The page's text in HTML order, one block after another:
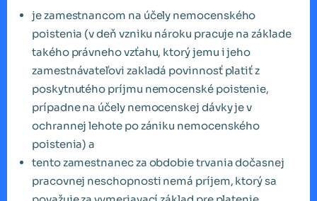
je zamestnancom na účely nemocenského
poistenia (v deň vzniku nároku pracuje na základe
takého právneho vzťahu, ktorý jemu i jeho
zamestnávateľovi zakladá povinnosť platiť z
poskytnutého príjmu nemocenské poistenie,
prípadne na účely nemocenskej dávky je v
ochrannej lehote po zániku nemocenského
poistenia) a
tento zamestnanec za obdobie trvania dočasnej
pracovnej neschopnosti nemá príjem, ktorý sa